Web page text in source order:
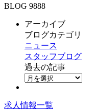
BLOG 9888
アーカイブ
ブログカテゴリ
ニュース
スタッフブログ
過去の記事
求人情報一覧